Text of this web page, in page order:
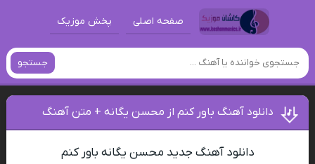
صفحه اصلی پخش موزیک
جستجو
دانلود آهنگ باور کنم از محسن یگانه + متن آهنگ
دانلود آهنگ جدید محسن یگانه باور کنم